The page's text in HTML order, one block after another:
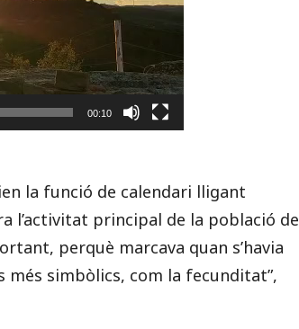
00:10
la funció de calendari lligant
l’activitat principal de la població de
perquè marcava quan s’havia
més simbòlics, com la fecunditat”,